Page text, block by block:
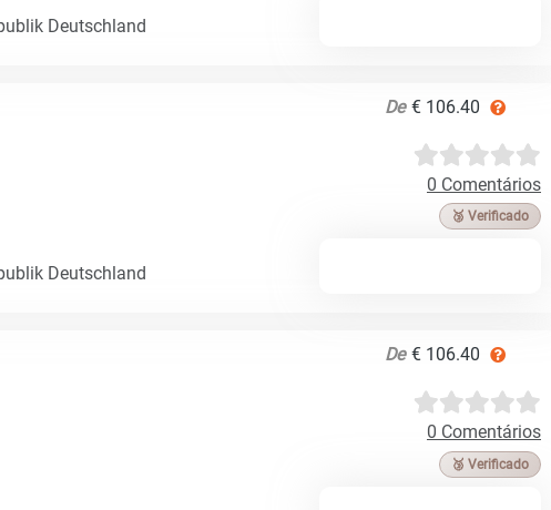
Deutschland
De € 106.40
0 Comentários
🥉 Verificado
Deutschland
De € 106.40
0 Comentários
🥉 Verificado